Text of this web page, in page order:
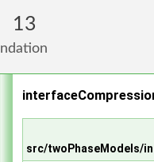
13
Foundation
src/twoPhaseModels/